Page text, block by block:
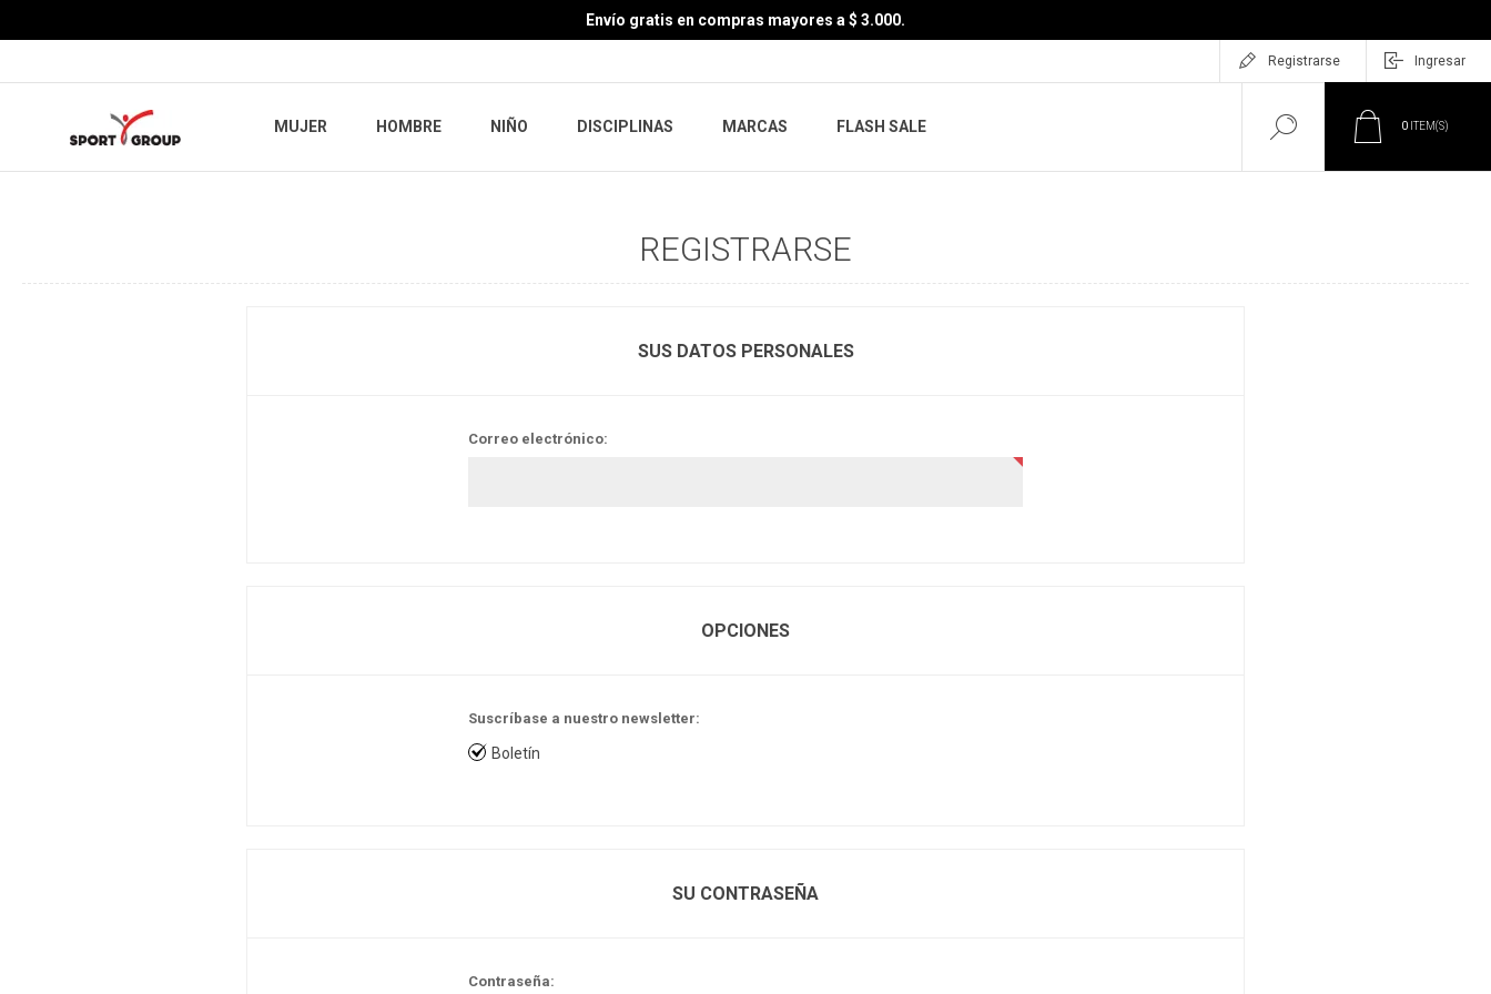
Envío gratis en compras mayores a $ 3.000.
Registrarse Ingresar
MUJER HOMBRE NIÑO DISCIPLINAS MARCAS FLASH SALE 0 ITEM(S)
REGISTRARSE
SUS DATOS PERSONALES
Correo electrónico:
OPCIONES
Suscríbase a nuestro newsletter:
Boletín
SU CONTRASEÑA
Contraseña: